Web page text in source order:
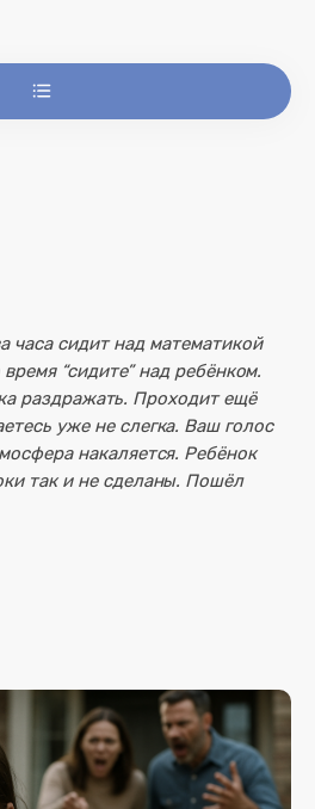
часа сидит над математикой
“сидите” над ребёнком.
раздражать. Проходит ещё
уже не слегка. Ваш голос
накаляется. Ребёнок
так и не сделаны. Пошёл